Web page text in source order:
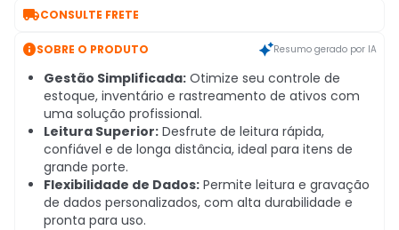
CONSULTE FRETE
SOBRE O PRODUTO Resumo gerado por IA
Gestão Simplificada: Otimize seu controle de
estoque, inventário e rastreamento de ativos com
uma solução profissional.
Leitura Superior: Desfrute de leitura rápida,
confiável e de longa distância, ideal para itens de
grande porte.
Flexibilidade de Dados: Permite leitura e gravação
de dados personalizados, com alta durabilidade e
pronta para uso.